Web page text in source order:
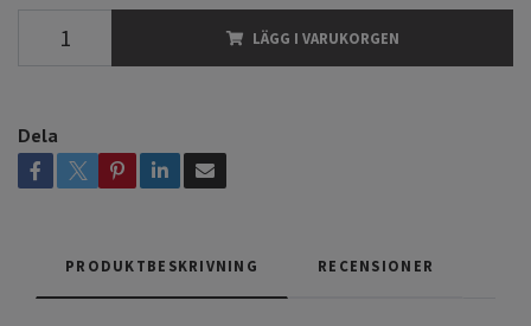
LÄGG I VARUKORGEN
Dela
PRODUKTBESKRIVNING RECENSIONER